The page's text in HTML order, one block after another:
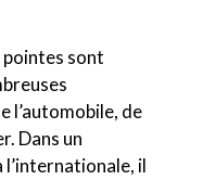
pointes sont
l’automobile, de
Dans un
il